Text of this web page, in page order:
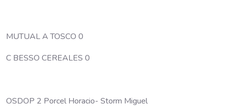
MUTUAL A TOSCO 0
C BESSO CEREALES 0
OSDOP 2 Porcel Horacio- Storm Miguel